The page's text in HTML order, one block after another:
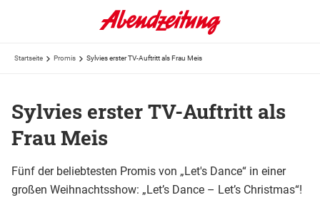
Startseite Promis Sylvies erster TV-Auftritt als Frau Meis
Sylvies erster TV-Auftritt als
Frau Meis
Fünf der beliebtesten Promis von „Let's Dance“ in einer
großen Weihnachtsshow: „Let’s Dance – Let’s Christmas“!